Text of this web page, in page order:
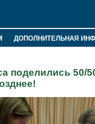
ДОПОЛНИТЕЛЬНАЯ
поделились 50/